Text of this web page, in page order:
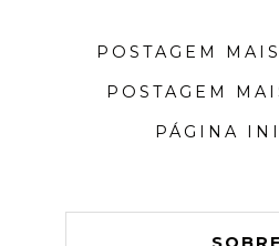
POSTAGEM
POSTAGEM
PÁGINA